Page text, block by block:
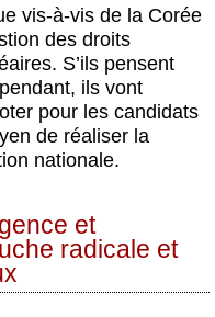
vis-à-vis de la Corée
des droits
S’ils pensent
ils vont
pour les candidats
de réaliser la
nationale.
et
radicale et